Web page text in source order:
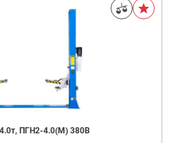
ПГН2-4.0(М) 380В